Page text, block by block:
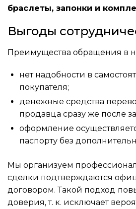
браслеты, запонки и
Выгоды
Преимущества обращения в
нет надобности в
покупателя;
денежные средства
продавца сразу же после
оформление
паспорту без
Мы организуем
сделки подтверждаются
договором. Такой подход
доверия, т. к. исключает